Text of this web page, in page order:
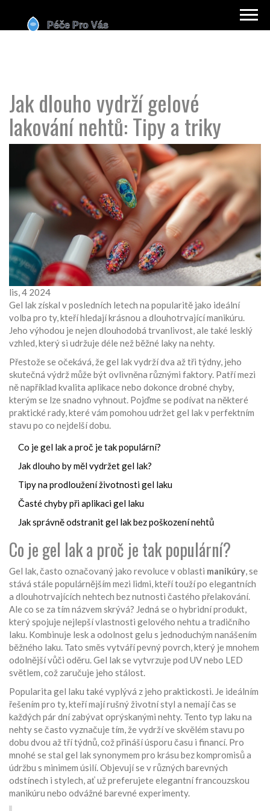
Jak dlouho vydrží gelové
lakování nehtů: Tipy a triky
lis, 4 2024
Gel lak získal v posledních letech na popularitě jako ideální
volba pro ty, kteří hledají krásnou a dlouhotrvající manikúru.
Jeho výhodou je nejen dlouhodobá trvanlivost, ale také lesklý
vzhled, který si udržuje déle než běžné laky na nehty.
Přestože se očekává, že gel lak vydrží dva až tři týdny, jeho
skutečná výdrž může být ovlivněna různými faktory. Patří mezi
ně například kvalita aplikace nebo dokonce drobné chyby,
kterým se lze snadno vyhnout. Pojďme se podívat na některé
praktické rady, které vám pomohou udržet gel lak v perfektním
stavu po co nejdelší dobu.
Co je gel lak a proč je tak populární?
Jak dlouho by měl vydržet gel lak?
Tipy na prodloužení životnosti gel laku
Časté chyby při aplikaci gel laku
Jak správně odstranit gel lak bez poškození nehtů
Co je gel lak a proč je tak populární?
Gel lak, často označovaný jako revoluce v oblasti manikúry, se
stává stále populárnějším mezi lidmi, kteří touží po elegantních
a dlouhotrvajících nehtech bez nutnosti častého přelakování.
Ale co se za tím názvem skrývá? Jedná se o hybridní produkt,
který spojuje nejlepší vlastnosti gelového nehtu a tradičního
laku. Kombinuje lesk a odolnost gelu s jednoduchým nanášením
běžného laku. Tato směs vytváří pevný povrch, který je mnohem
odolnější vůči oděru. Gel lak se vytvrzuje pod UV nebo LED
světlem, což zaručuje jeho stálost.
Popularita gel laku také vyplývá z jeho praktickosti. Je ideálním
řešením pro ty, kteří mají rušný životní styl a nemají čas se
každých pár dní zabývat oprýskanými nehty. Tento typ laku na
nehty se často vyznačuje tím, že vydrží ve skvělém stavu po
dobu dvou až tří týdnů, což přináší úsporu času i financí. Pro
mnohé se stal gel lak synonymem pro krásu bez kompromisů a
údržbu s minimem úsilí. Objevují se v různých barevných
odstínech i stylech, ať už preferujete elegantní francouzskou
manikúru nebo odvážné barevné experimenty.